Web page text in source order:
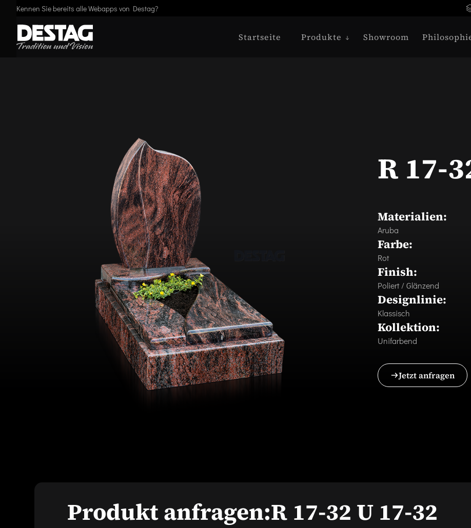
Kennen Sie bereits alle Webapps von Destag?
Startseite Produkte Showroom
R 17-
Materialien:
Aruba
Farbe:
Rot
Finish:
Poliert / Glänzend
Designlinie:
Klassisch
Kollektion:
Unifarbend
Jetzt anfragen
Produkt anfragen:R 17-32 U 17-32